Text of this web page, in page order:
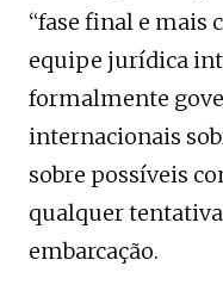
“fase final e mais
equipe jurídica
formalmente
internacionais
sobre possíveis
qualquer
embarcação.